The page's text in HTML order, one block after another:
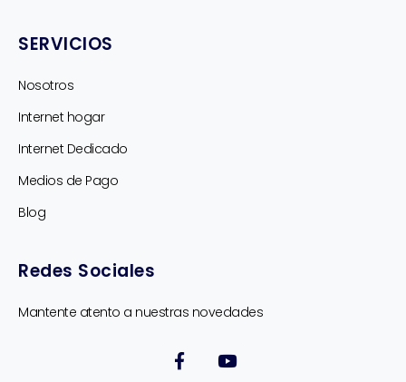
SERVICIOS
Nosotros
Internet hogar
Internet Dedicado
Medios de Pago
Blog
Redes Sociales
Mantente atento a nuestras novedades
F
a
Y
o